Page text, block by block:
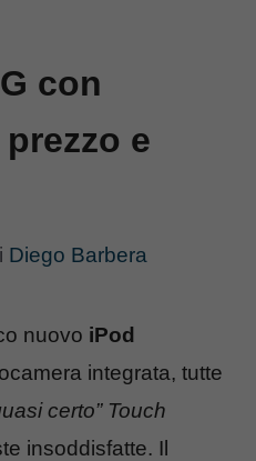
con
e
Diego Barbera
nuovo iPod
integrata, tutte
certo” Touch
insoddisfatte. Il